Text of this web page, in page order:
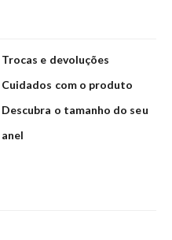
Trocas e devoluções
Cuidados com o produto
Descubra o tamanho do seu
anel